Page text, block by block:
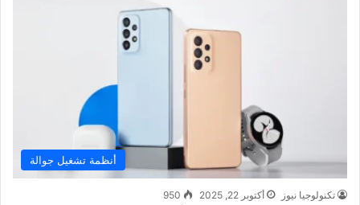
أنظمة تشغيل جوالة
تكنولوجيا نيوز أكتوبر 22, 2025 950